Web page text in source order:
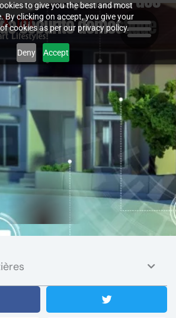
to give you the best and most
By clicking on accept, you give your
cookies as per our privacy policy.
Deny Accept
sécurité domestique